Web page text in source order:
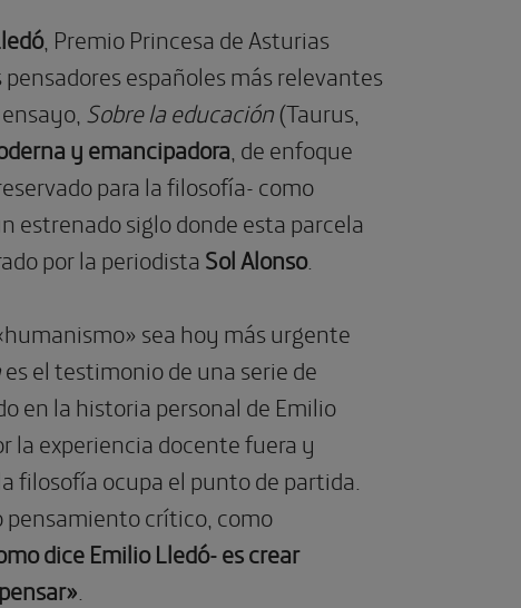
, Premio Princesa de Asturias
españoles más relevantes
Sobre la educación(Taurus,
y emancipadora , de enfoque
para la filosofía- como
estrenado siglo donde esta parcela
por la periodista Sol Alonso.
sea hoy más urgente
es el testimonio de una serie de
en la historia personal de Emilio
la experiencia docente fuera y
filosofía ocupa el punto de partida.
crítico, como
dice Emilio Lledó- es crear